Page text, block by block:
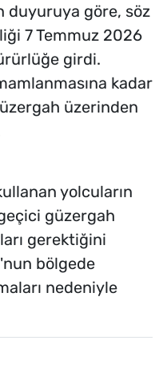
duyuruya göre, söz
7 Temmuz 2026
girdi.
kadar
üzerinden
yolcuların
güzergah
gerektiğini
bölgede
nedeniyle